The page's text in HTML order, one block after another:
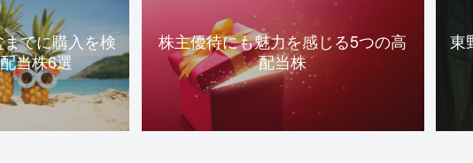
までに購入を検
当株6選
株主優待にも魅力を感じる5つの高
配当株
東